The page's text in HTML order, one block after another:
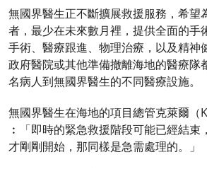
無國界醫生正不斷擴展救援服務，希望
者，最少在未來數月裡，提供全面的手
手術、醫療跟進、物理治療，以及精神
政府醫院或其他準備撤離海地的醫療隊
名病人到無國界醫生的不同醫療設施。
無國界醫生在海地的項目總管克萊爾（
︰「即時的緊急救援階段可能已經結
才剛剛開始，那同樣是急需處理的。」